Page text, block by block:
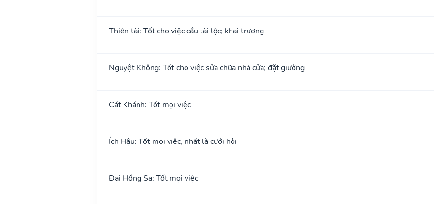
Thiên tài: Tốt cho việc cầu tài lộc; khai trương
Nguyệt Không: Tốt cho việc sửa chữa nhà cửa; đặt giường
Cát Khánh: Tốt mọi việc
Ích Hậu: Tốt mọi việc, nhất là cưới hỏi
Đại Hồng Sa: Tốt mọi việc